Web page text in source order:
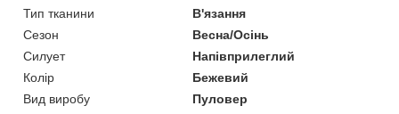
Тип тканини
В'язання
Сезон
Весна/Осінь
Силует
Напівприлеглий
Колір
Бежевий
Вид виробу
Пуловер